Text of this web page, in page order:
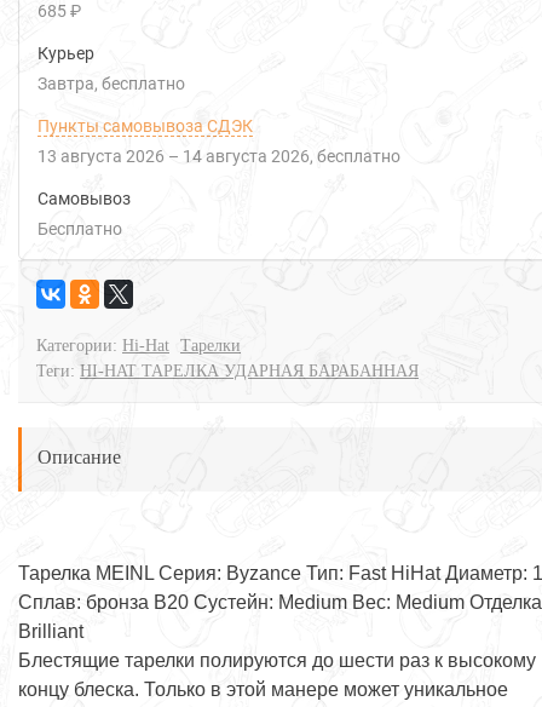
685 ₽
Курьер
Завтра
Бесплатно
Пункты самовывоза СДЭК
13 августа 2026 – 14 августа 2026 Бесплатно
Самовывоз
Бесплатно
Категории: Hi-Hat Тарелки
Теги: HI-HAT ТАРЕЛКА УДАРНАЯ БАРАБАННАЯ
Описание
Тарелка MEINL Серия: Byzance Тип: Fast HiHat Диаметр:
Сплав: бронза B20 Сустейн: Medium Вес: Medium
Brilliant
Блестящие тарелки полируются до шести раз к высокому
концу блеска. Только в этой манере может уникальное